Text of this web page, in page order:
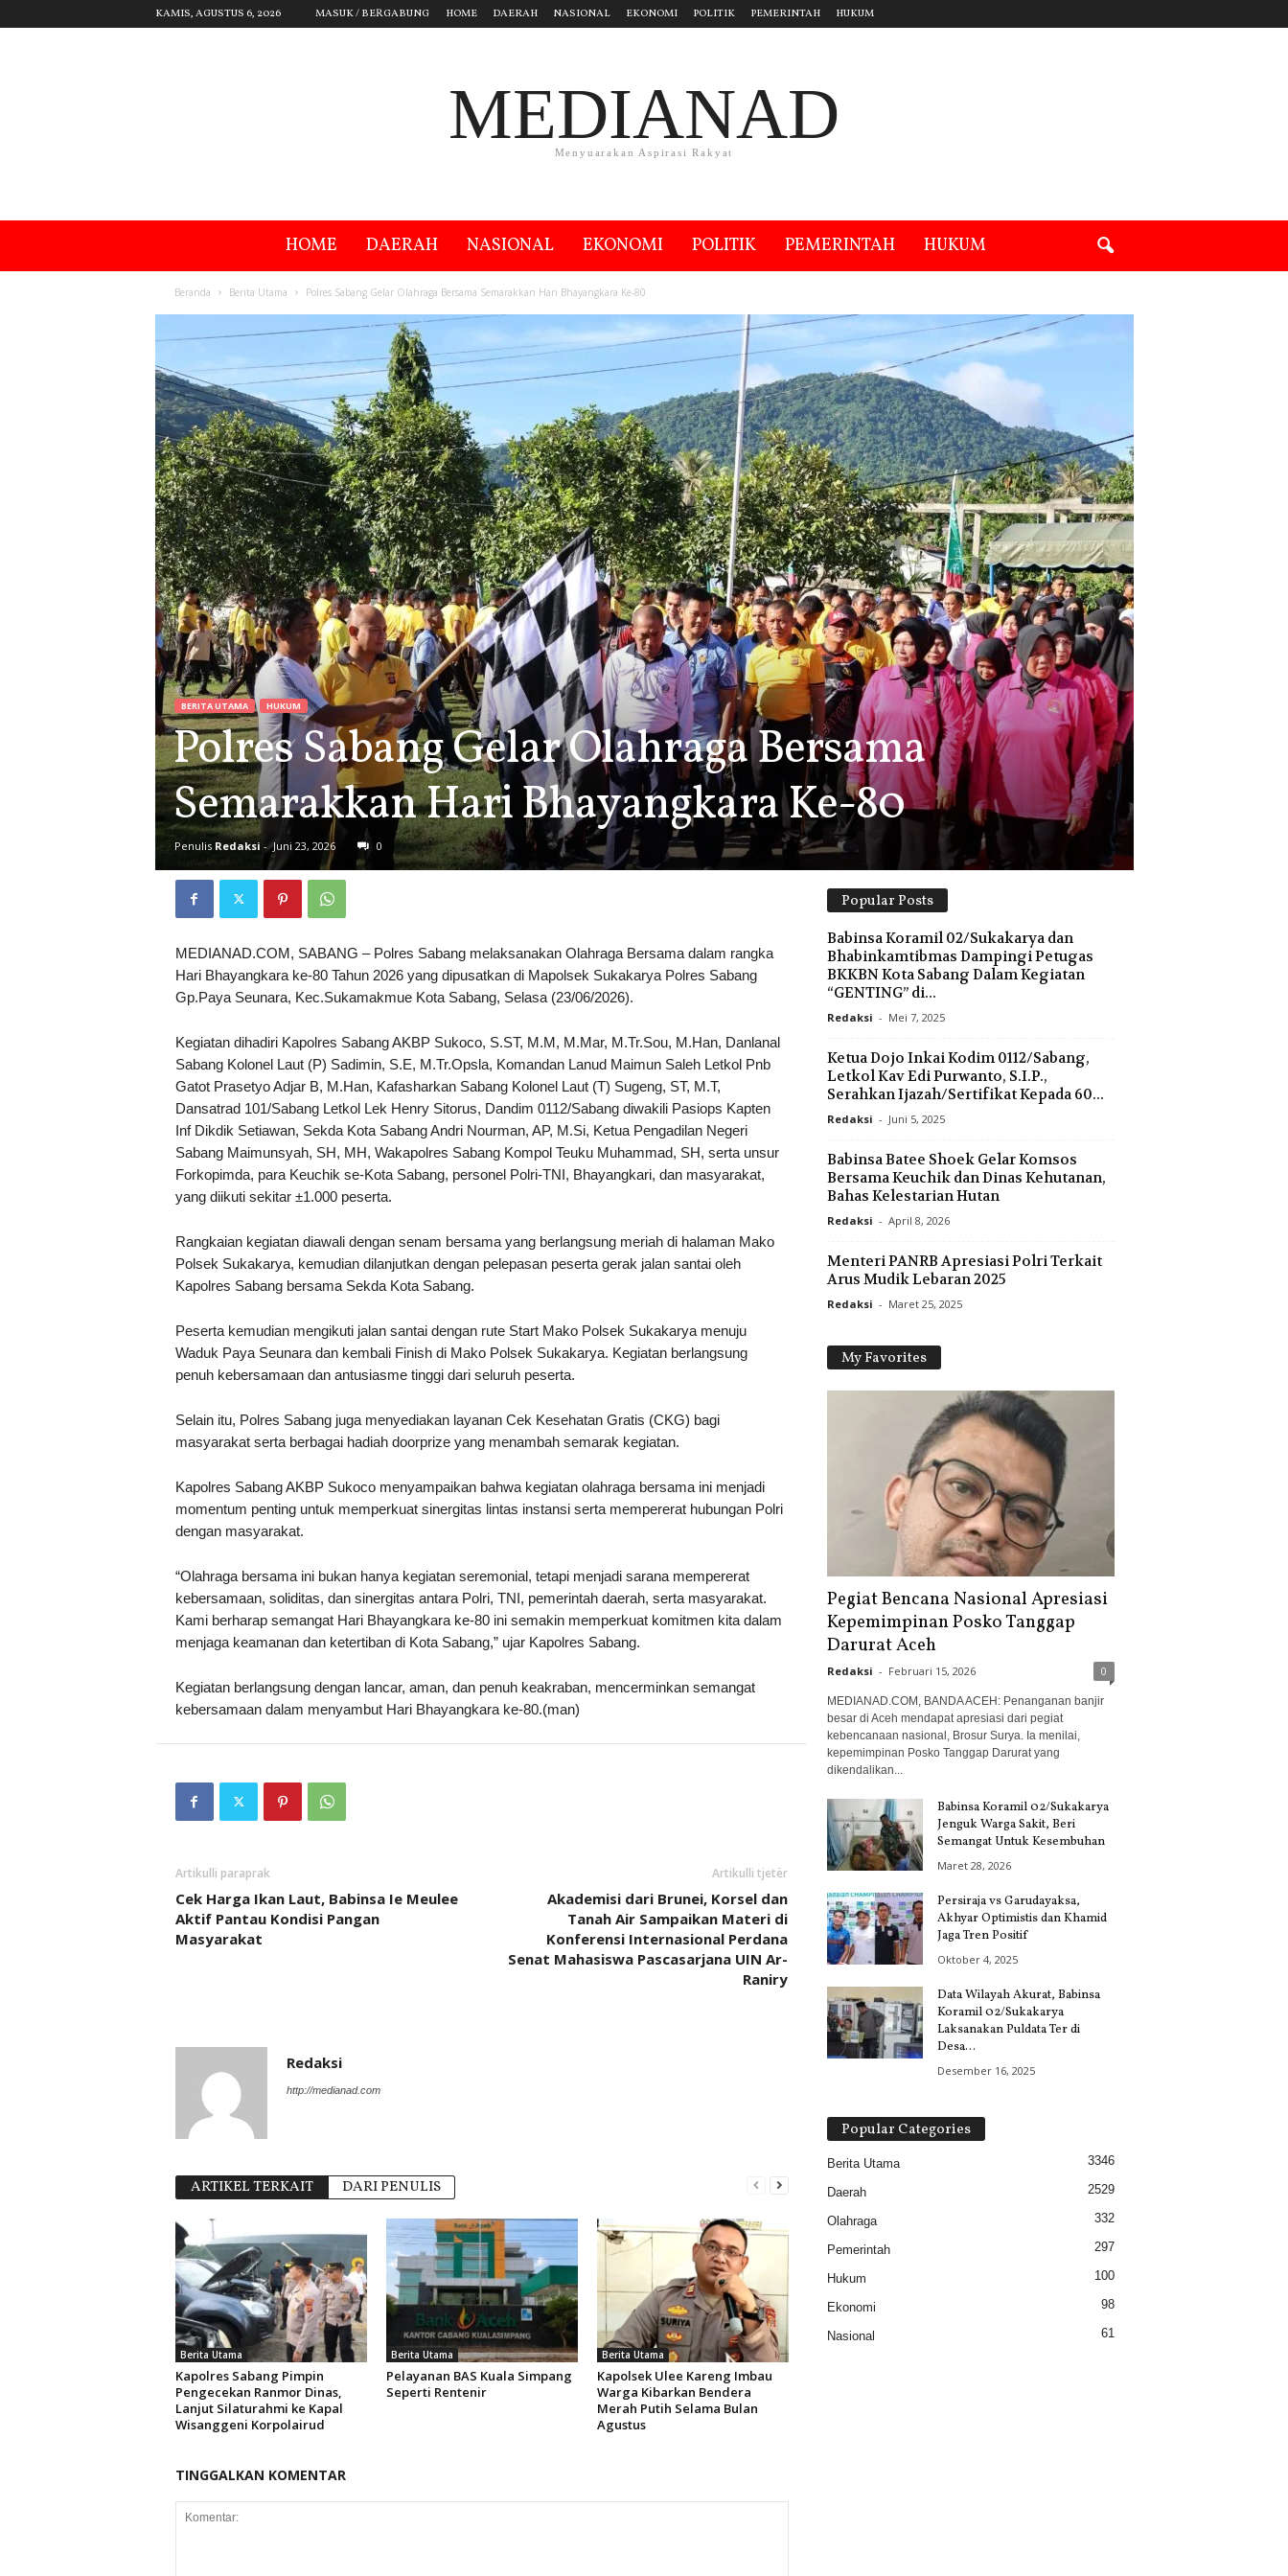
KAMIS, AGUSTUS 6, 2026 MASUK / BERGABUNG HOME DAERAH NASIONAL EKONOMI POLITIK PEMERINTAH HUKUM
MEDIANAD
Menyuarakan Aspirasi Rakyat
HOME DAERAH NASIONAL EKONOMI POLITIK PEMERINTAH HUKUM
Beranda Berita Utama Polres Sabang Gelar Olahraga Bersama Semarakkan Hari Bhayangkara Ke-80
BERITA UTAMA HUKUM
Polres Sabang Gelar Olahraga Bersama
Semarakkan Hari Bhayangkara Ke-80
Penulis Redaksi - Juni 23, 2026 0
MEDIANAD.COM, SABANG – Polres Sabang melaksanakan Olahraga Bersama dalam rangka
Hari Bhayangkara ke-80 Tahun 2026 yang dipusatkan di Mapolsek Sukakarya Polres Sabang
Gp.Paya Seunara, Kec.Sukamakmue Kota Sabang, Selasa (23/06/2026).
Kegiatan dihadiri Kapolres Sabang AKBP Sukoco, S.ST, M.M, M.Mar, M.Tr.Sou, M.Han, Danlanal
Sabang Kolonel Laut (P) Sadimin, S.E, M.Tr.Opsla, Komandan Lanud Maimun Saleh Letkol Pnb
Gatot Prasetyo Adjar B, M.Han, Kafasharkan Sabang Kolonel Laut (T) Sugeng, ST, M.T,
Dansatrad 101/Sabang Letkol Lek Henry Sitorus, Dandim 0112/Sabang diwakili Pasiops Kapten
Inf Dikdik Setiawan, Sekda Kota Sabang Andri Nourman, AP, M.Si, Ketua Pengadilan Negeri
Sabang Maimunsyah, SH, MH, Wakapolres Sabang Kompol Teuku Muhammad, SH, serta unsur
Forkopimda, para Keuchik se-Kota Sabang, personel Polri-TNI, Bhayangkari, dan masyarakat,
yang diikuti sekitar ±1.000 peserta.
Rangkaian kegiatan diawali dengan senam bersama yang berlangsung meriah di halaman Mako
Polsek Sukakarya, kemudian dilanjutkan dengan pelepasan peserta gerak jalan santai oleh
Kapolres Sabang bersama Sekda Kota Sabang.
Peserta kemudian mengikuti jalan santai dengan rute Start Mako Polsek Sukakarya menuju
Waduk Paya Seunara dan kembali Finish di Mako Polsek Sukakarya. Kegiatan berlangsung
penuh kebersamaan dan antusiasme tinggi dari seluruh peserta.
Selain itu, Polres Sabang juga menyediakan layanan Cek Kesehatan Gratis (CKG) bagi
masyarakat serta berbagai hadiah doorprize yang menambah semarak kegiatan.
Kapolres Sabang AKBP Sukoco menyampaikan bahwa kegiatan olahraga bersama ini menjadi
momentum penting untuk memperkuat sinergitas lintas instansi serta mempererat hubungan Polri
dengan masyarakat.
“Olahraga bersama ini bukan hanya kegiatan seremonial, tetapi menjadi sarana mempererat
kebersamaan, soliditas, dan sinergitas antara Polri, TNI, pemerintah daerah, serta masyarakat.
Kami berharap semangat Hari Bhayangkara ke-80 ini semakin memperkuat komitmen kita dalam
menjaga keamanan dan ketertiban di Kota Sabang,” ujar Kapolres Sabang.
Kegiatan berlangsung dengan lancar, aman, dan penuh keakraban, mencerminkan semangat
kebersamaan dalam menyambut Hari Bhayangkara ke-80.(man)
Artikulli paraprak
Cek Harga Ikan Laut, Babinsa Ie Meulee
Aktif Pantau Kondisi Pangan
Masyarakat
Artikulli tjetër
Akademisi dari Brunei, Korsel dan
Tanah Air Sampaikan Materi di
Konferensi Internasional Perdana
Senat Mahasiswa Pascasarjana UIN Ar-
Raniry
Redaksi
http://medianad.com
ARTIKEL TERKAIT DARI PENULIS
Berita Utama
Kapolres Sabang Pimpin
Pengecekan Ranmor Dinas,
Lanjut Silaturahmi ke Kapal
Wisanggeni Korpolairud
Berita Utama
Pelayanan BAS Kuala Simpang
Seperti Rentenir
Berita Utama
Kapolsek Ulee Kareng Imbau
Warga Kibarkan Bendera
Merah Putih Selama Bulan
Agustus
TINGGALKAN KOMENTAR
Popular Posts
Babinsa Koramil 02/Sukakarya dan
Bhabinkamtibmas Dampingi Petugas
BKKBN Kota Sabang Dalam Kegiatan
“GENTING” di...
Redaksi - Mei 7, 2025
Ketua Dojo Inkai Kodim 0112/Sabang,
Letkol Kav Edi Purwanto, S.I.P.,
Serahkan Ijazah/Sertifikat Kepada 60...
Redaksi - Juni 5, 2025
Babinsa Batee Shoek Gelar Komsos
Bersama Keuchik dan Dinas Kehutanan,
Bahas Kelestarian Hutan
Redaksi - April 8, 2026
Menteri PANRB Apresiasi Polri Terkait
Arus Mudik Lebaran 2025
Redaksi - Maret 25, 2025
My Favorites
Pegiat Bencana Nasional Apresiasi
Kepemimpinan Posko Tanggap
Darurat Aceh
Redaksi - Februari 15, 2026 0
MEDIANAD.COM, BANDA ACEH: Penanganan banjir
besar di Aceh mendapat apresiasi dari pegiat
kebencanaan nasional, Brosur Surya. Ia menilai,
kepemimpinan Posko Tanggap Darurat yang
dikendalikan...
Babinsa Koramil 02/Sukakarya
Jenguk Warga Sakit, Beri
Semangat Untuk Kesembuhan
Maret 28, 2026
Persiraja vs Garudayaksa,
Akhyar Optimistis dan Khamid
Jaga Tren Positif
Oktober 4, 2025
Data Wilayah Akurat, Babinsa
Koramil 02/Sukakarya
Laksanakan Puldata Ter di
Desa...
Desember 16, 2025
Popular Categories
Berita Utama 3346
Daerah 2529
Olahraga 332
Pemerintah 297
Hukum 100
Ekonomi 98
Nasional 61